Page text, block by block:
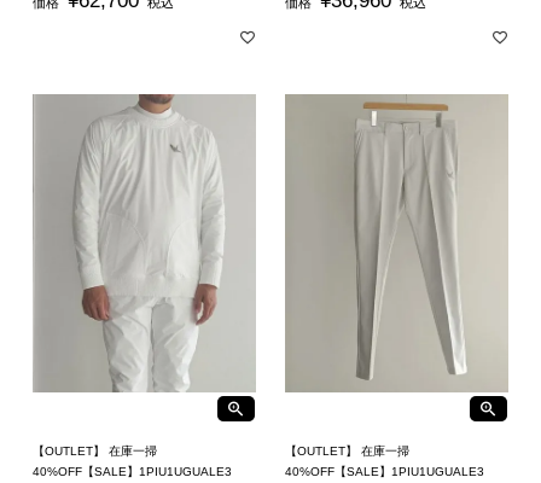
【OUTLET】 在庫一掃
40%OFF【SALE】1PIU1UGUALE3
【OUTLET】 在庫一掃
40%OFF【SALE】1PIU1UGUALE3